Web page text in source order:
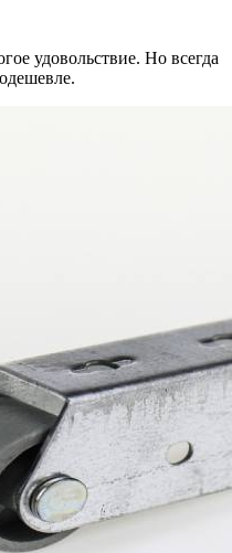
удовольствие. Но всегда